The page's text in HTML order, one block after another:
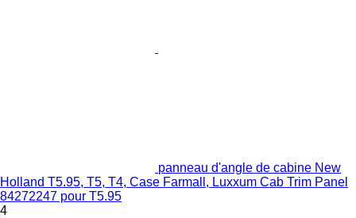
panneau d'angle de cabine New
Holland T5.95, T5, T4, Case Farmall, Luxxum Cab Trim Panel
84272247 pour T5.95
4